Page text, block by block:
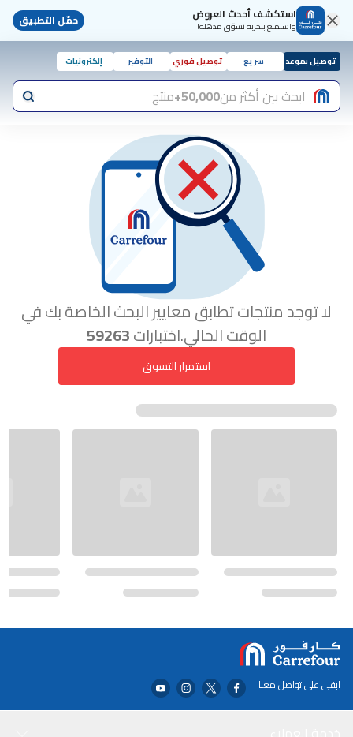
استكشف أحدث العروض
واستمتع بتجربة تسوّق مذهلة! حمّل التطبيق
توصيل بموعد سريع توصيل فوري التوفير إلكترونيات
ابحث بين أكثر من50,000+ منتج
لا توجد منتجات تطابق معايير البحث الخاصة بك في
الوقت الحالي.اختبارات59263
استمرار التسوق
ابقى على تواصل معنا